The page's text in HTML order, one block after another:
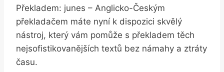
Překladem: junes – Anglicko-Českým
překladačem⁢ máte nyní k‍ dispozici skvělý
nástroj,​ který vám pomůže ‌s ⁤překladem těch
nejsofistikovanějších textů bez ⁤námahy a ⁣ztráty
‍času.